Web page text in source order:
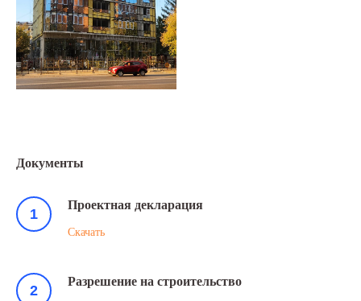
Документы
Проектная декларация
Скачать
Разрешение на строительство